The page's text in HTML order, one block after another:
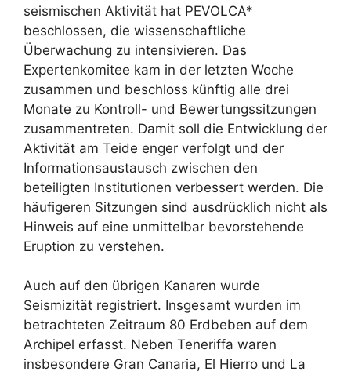
seismischen Aktivität hat PEVOLCA*
beschlossen, die wissenschaftliche
Überwachung zu intensivieren. Das
Expertenkomitee kam in der letzten Woche
zusammen und beschloss künftig alle drei
Monate zu Kontroll- und Bewertungssitzungen
zusammentreten. Damit soll die Entwicklung der
Aktivität am Teide enger verfolgt und der
Informationsaustausch zwischen den
beteiligten Institutionen verbessert werden. Die
häufigeren Sitzungen sind ausdrücklich nicht als
Hinweis auf eine unmittelbar bevorstehende
Eruption zu verstehen.
Auch auf den übrigen Kanaren wurde
Seismizität registriert. Insgesamt wurden im
betrachteten Zeitraum 80 Erdbeben auf dem
Archipel erfasst. Neben Teneriffa waren
insbesondere Gran Canaria, El Hierro und La